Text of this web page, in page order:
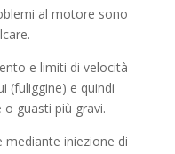
al motore sono
e limiti di velocità
(fuliggine) e quindi
guasti più gravi.
mediante iniezione di